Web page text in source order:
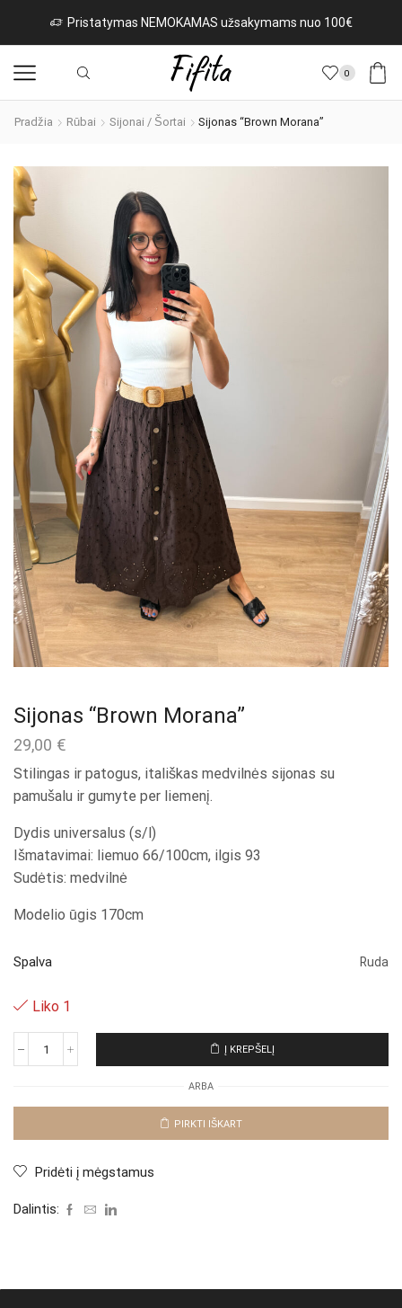
nuo 100€ Naujos prekės iš Italijos
0
Pradžia Rūbai Sijonai / Šortai Sijonas “Brown Morana”
Sijonas “Brown Morana”
29,00 €
Stilingas ir patogus, itališkas medvilnės sijonas su
pamušalu ir gumyte per liemenį.
Dydis universalus (s/l)
Išmatavimai: liemuo 66/100cm, ilgis 93
Sudėtis: medvilnė
Modelio ūgis 170cm
Spalva Ruda
Liko 1
produkto
"Brown
Į KREPŠELĮ
ARBA
PIRKTI IŠKART
Pridėti į mėgstamus
Dalintis: